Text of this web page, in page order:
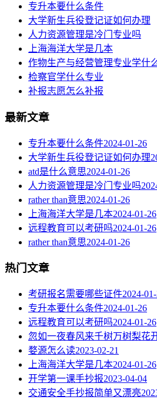
专升本要什么条件
大学新生兵役登记证如何办理
人力资源管理是冷门专业吗
上海海洋大学是几本
作物生产与经营管理专业学什
检察官学什么专业
补报志愿怎么补报
最新文章
专升本要什么条件2024-01-26
大学新生兵役登记证如何办理
atd是什么意思2024-01-26
人力资源管理是冷门专业吗
rather than意思2024-01-26
上海海洋大学是几本2024-01-26
远程教育可以考研吗2024-01-26
rather than意思2024-01-26
热门文章
考研报名需要哪些证件2024-01-
专升本要什么条件2024-01-26
远程教育可以考研吗2024-01-26
忽如一夜春风来千树万树梨花
婺源怎么读2023-02-21
上海海洋大学是几本2024-01-26
开学第一课手抄报2023-04-04
交通安全手抄报简单又漂亮